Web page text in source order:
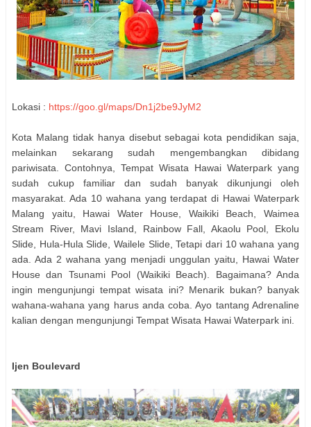
Lokasi : https://goo.gl/maps/Dn1j2be9JyM2
Kota Malang tidak hanya disebut sebagai kota pendidikan saja,
melainkan sekarang sudah mengembangkan dibidang
pariwisata. Contohnya, Tempat Wisata Hawai Waterpark yang
sudah cukup familiar dan sudah banyak dikunjungi oleh
masyarakat. Ada 10 wahana yang terdapat di Hawai Waterpark
Malang yaitu, Hawai Water House, Waikiki Beach, Waimea
Stream River, Mavi Island, Rainbow Fall, Akaolu Pool, Ekolu
Slide, Hula-Hula Slide, Wailele Slide, Tetapi dari 10 wahana yang
ada. Ada 2 wahana yang menjadi unggulan yaitu, Hawai Water
House dan Tsunami Pool (Waikiki Beach). Bagaimana? Anda
ingin mengunjungi tempat wisata ini? Menarik bukan? banyak
wahana-wahana yang harus anda coba. Ayo tantang Adrenaline
kalian dengan mengunjungi Tempat Wisata Hawai Waterpark ini.
Ijen Boulevard